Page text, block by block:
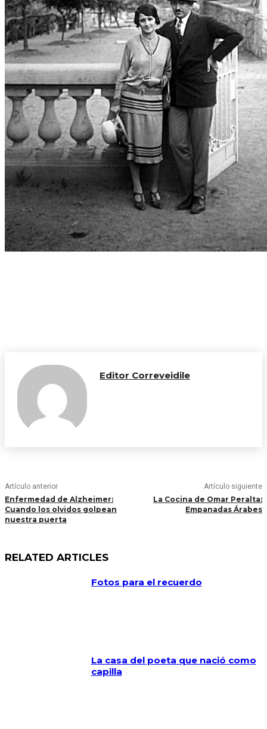
Editor Correveidile
Artículo anterior
Enfermedad de Alzheimer:
Cuando los olvidos golpean
nuestra puerta
Artículo siguiente
La Cocina de Omar Peralta:
Empanadas Árabes
RELATED ARTICLES
Fotos para el recuerdo
La casa del poeta que nació como
capilla